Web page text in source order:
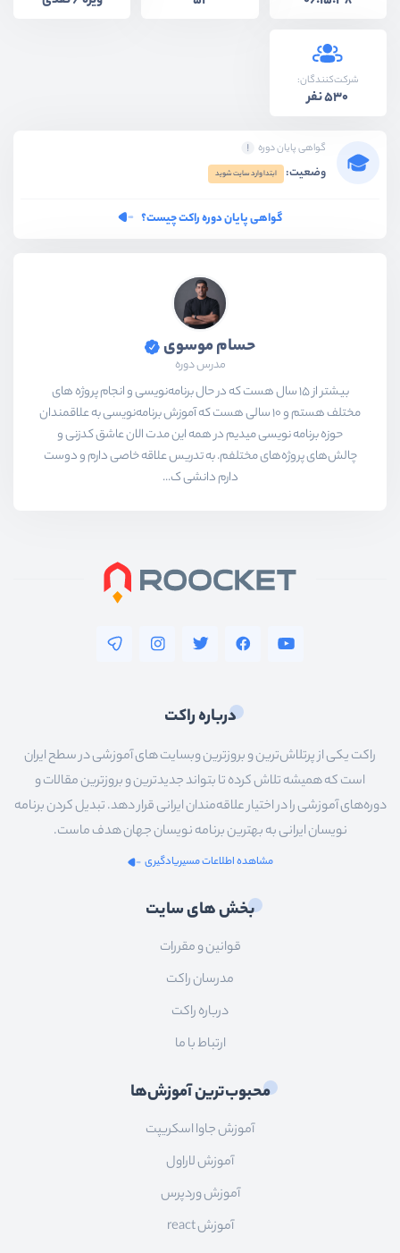
شرکت‌کنندگان:
530 نفر
گواهی پایان دوره
وضعیت: ابتدا وارد سایت شوید
گواهی پایان دوره راکت چیست؟
حسام موسوی
مدرس دوره
بیشتر از ۱۵ سال هست که در حال برنامه‌نویسی و انجام پروژه های
مختلف هستم و ۱۰ سالی هست که آموزش برنامه‌نویسی به علاقمندان
حوزه برنامه نویسی میدیم در همه این مدت الان عاشق کدزنی و
چالش‌های پروژه‌های مختلفم. به تدریس علاقه خاصی دارم و دوست
دارم دانشی ک...
درباره راکت
راکت یکی از پرتلاش‌ترین و بروزترین وبسایت های آموزشی در سطح ایران
است که همیشه تلاش کرده تا بتواند جدیدترین و بروزترین مقالات و
دوره‌های آموزشی را در اختیار علاقه‌مندان ایرانی قرار دهد. تبدیل کردن برنامه
نویسان ایرانی به بهترین برنامه نویسان جهان هدف ماست.
مشاهده اطلاعات مسیریادگیری
بخش های سایت
قوانین و مقررات
مدرسان راکت
درباره راکت
ارتباط با ما
محبوب‌ترین آموزش‌ها
آموزش جاوا اسکریپت
آموزش لاراول
آموزش وردپرس
آموزش react